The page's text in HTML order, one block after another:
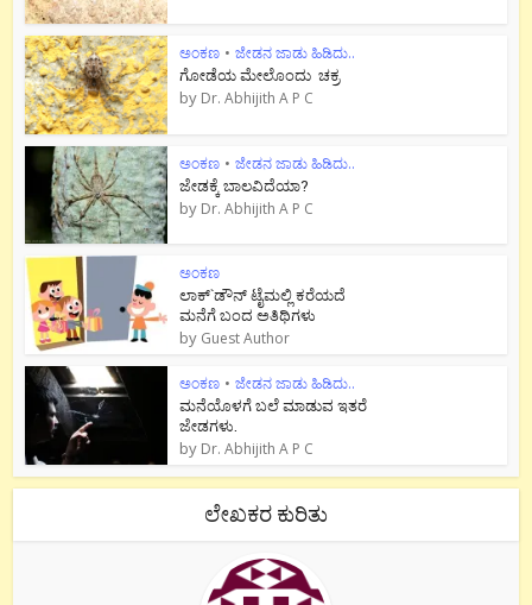
ಅಂಕಣ • ಜೇಡನ ಜಾಡು ಹಿಡಿದು..
ಗೋಡೆಯ ಮೇಲೊಂದು ಚಕ್ರ
by Dr. Abhijith A P C
ಅಂಕಣ • ಜೇಡನ ಜಾಡು ಹಿಡಿದು..
ಜೇಡಕ್ಕೆ ಬಾಲವಿದೆಯಾ?
by Dr. Abhijith A P C
ಅಂಕಣ
ಲಾಕ್`ಡೌನ್ ಟೈಮಲ್ಲಿ ಕರೆಯದೆ
ಮನೆಗೆ ಬಂದ ಅತಿಥಿಗಳು
by Guest Author
ಅಂಕಣ • ಜೇಡನ ಜಾಡು ಹಿಡಿದು..
ಮನೆಯೊಳಗೆ ಬಲೆ ಮಾಡುವ ಇತರೆ
ಜೇಡಗಳು.
by Dr. Abhijith A P C
ಲೇಖಕರ ಕುರಿತು